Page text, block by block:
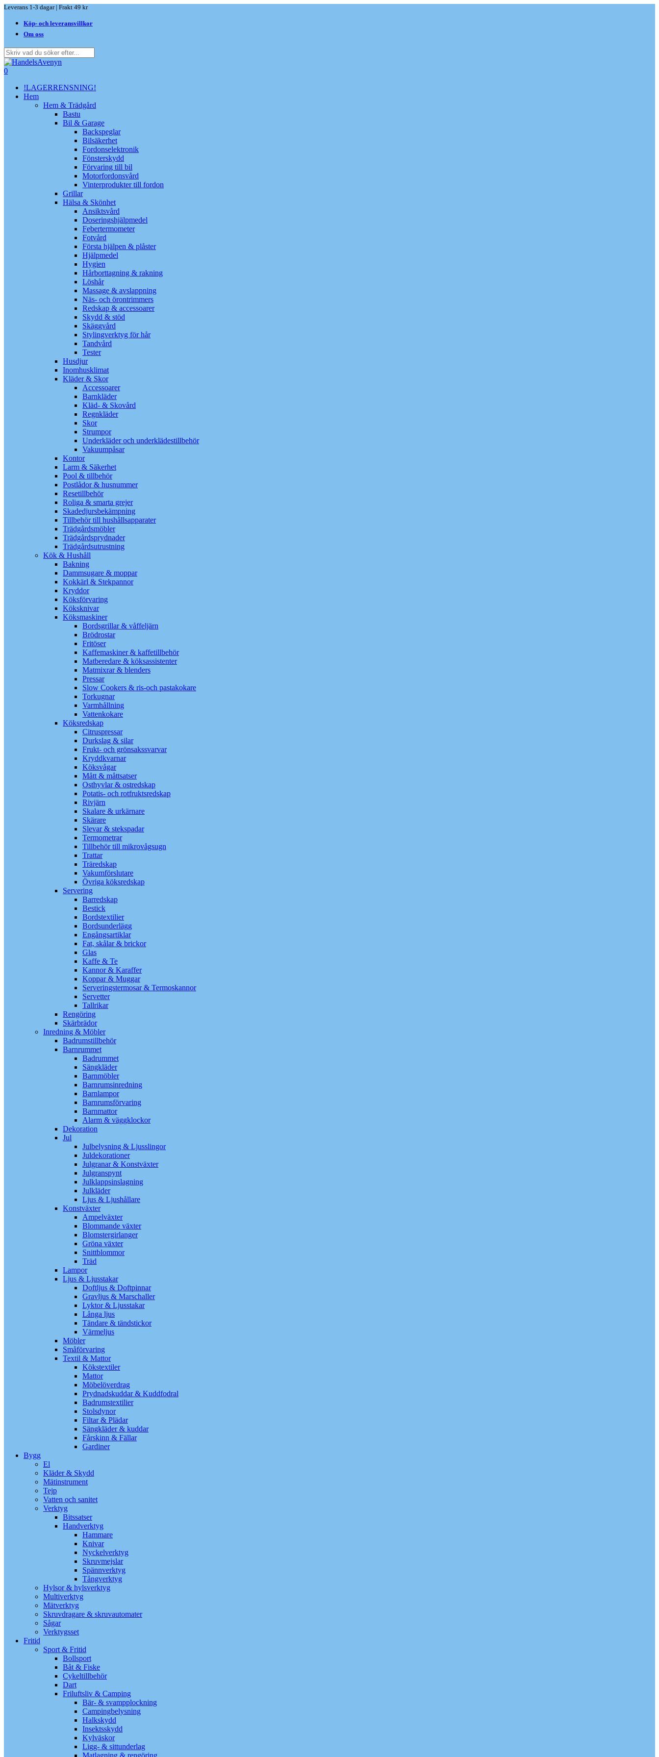
Skip
main
content
Leverans 1-3 dagar | Frakt 49 kr
Köp- och leveransvillkor
Om oss
Close
Search
search
0
!LAGERRENSNING!
Hem
Hem & Trädgård
Bastu
Bil & Garage
Backspeglar
Bilsäkerhet
Fordonselektronik
Fönsterskydd
Förvaring till bil
Motorfordonsvård
Vinterprodukter till fordon
Grillar
Hälsa & Skönhet
Ansiktsvård
Doseringshjälpmedel
Febertermometer
Fotvård
Första hjälpen & plåster
Hjälpmedel
Hygien
Hårborttagning & rakning
Löshår
Massage & avslappning
Näs- och örontrimmers
Redskap & accessoarer
Skydd & stöd
Skäggvård
Stylingverktyg för hår
Tandvård
Tester
Husdjur
Inomhusklimat
Kläder & Skor
Accessoarer
Barnkläder
Kläd- & Skovård
Regnkläder
Skor
Strumpor
Underkläder och underklädestillbehör
Vakuumpåsar
Kontor
Larm & Säkerhet
Pool & tillbehör
Postlådor & husnummer
Resetillbehör
Roliga & smarta grejer
Skadedjursbekämpning
Tillbehör till hushållsapparater
Trädgårdsmöbler
Trädgårdsprydnader
Trädgårdsutrustning
Kök & Hushåll
Bakning
Dammsugare & moppar
Kokkärl & Stekpannor
Kryddor
Köksförvaring
Köksknivar
Köksmaskiner
Bordsgrillar & våffeljärn
Brödrostar
Fritöser
Kaffemaskiner & kaffetillbehör
Matberedare & köksassistenter
Matmixrar & blenders
Pressar
Slow Cookers & ris-och pastakokare
Torkugnar
Varmhållning
Vattenkokare
Köksredskap
Citruspressar
Durkslag & silar
Frukt- och grönsakssvarvar
Kryddkvarnar
Köksvågar
Mått & måttsatser
Osthyvlar & ostredskap
Potatis- och rotfruktsredskap
Rivjärn
Skalare & urkärnare
Skärare
Slevar & stekspadar
Termometrar
Tillbehör till mikrovågsugn
Trattar
Träredskap
Vakumförslutare
Övriga köksredskap
Servering
Barredskap
Bestick
Bordstextilier
Bordsunderlägg
Engångsartiklar
Fat, skålar & brickor
Glas
Kaffe & Te
Kannor & Karaffer
Koppar & Muggar
Serveringstermosar & Termoskannor
Servetter
Tallrikar
Rengöring
Skärbrädor
Inredning & Möbler
Badrumstillbehör
Barnrummet
Badrummet
Sängkläder
Barnmöbler
Barnrumsinredning
Barnlampor
Barnrumsförvaring
Barnmattor
Alarm & väggklockor
Dekoration
Jul
Julbelysning & Ljusslingor
Juldekorationer
Julgranar & Konstväxter
Julgranspynt
Julklappsinslagning
Julkläder
Ljus & Ljushållare
Konstväxter
Ampelväxter
Blommande växter
Blomstergirlanger
Gröna växter
Snittblommor
Träd
Lampor
Ljus & Ljusstakar
Doftljus & Doftpinnar
Gravljus & Marschaller
Lyktor & Ljusstakar
Långa ljus
Tändare & tändstickor
Värmeljus
Möbler
Småförvaring
Textil & Mattor
Kökstextiler
Mattor
Möbelöverdrag
Prydnadskuddar & Kuddfodral
Badrumstextilier
Stolsdynor
Filtar & Plädar
Sängkläder & kuddar
Fårskinn & Fällar
Gardiner
Bygg
El
Kläder & Skydd
Mätinstrument
Tejp
Vatten och sanitet
Verktyg
Bitssatser
Handverktyg
Hammare
Knivar
Nyckelverktyg
Skruvmejslar
Spännverktyg
Tångverktyg
Hylsor & hylsverktyg
Multiverktyg
Mätverktyg
Skruvdragare & skruvautomater
Sågar
Verktygsset
Fritid
Sport & Fritid
Bollsport
Båt & Fiske
Cykeltillbehör
Dart
Friluftsliv & Camping
Bär- & svampplockning
Campingbelysning
Halkskydd
Insektsskydd
Kylväskor
Ligg- & sittunderlag
Matlagning & rengöring